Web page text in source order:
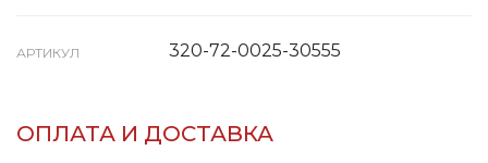
АРТИКУЛ 320-72-0025-30555
ОПЛАТА И ДОСТАВКА